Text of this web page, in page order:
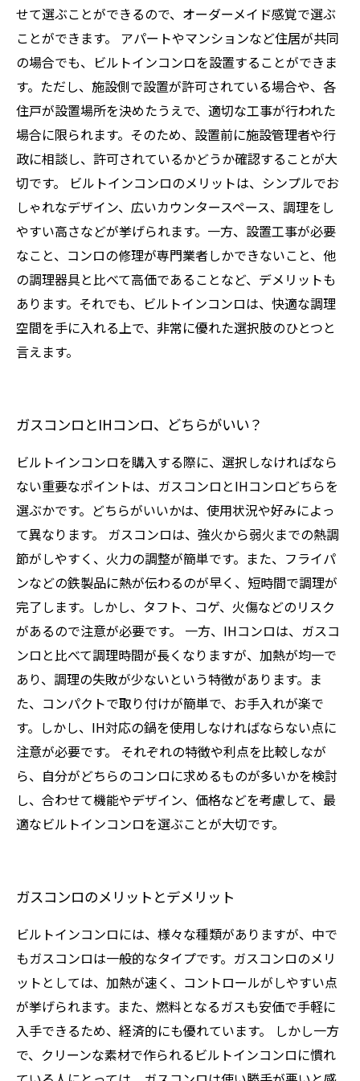
せて選ぶことができるので、オーダーメイド感覚で選ぶ
ことができます。 アパートやマンションなど住居が共同
の場合でも、ビルトインコンロを設置することができま
す。ただし、施設側で設置が許可されている場合や、各
住戸が設置場所を決めたうえで、適切な工事が行われた
場合に限られます。そのため、設置前に施設管理者や行
政に相談し、許可されているかどうか確認することが大
切です。 ビルトインコンロのメリットは、シンプルでお
しゃれなデザイン、広いカウンタースペース、調理をし
やすい高さなどが挙げられます。一方、設置工事が必要
なこと、コンロの修理が専門業者しかできないこと、他
の調理器具と比べて高価であることなど、デメリットも
あります。それでも、ビルトインコンロは、快適な調理
空間を手に入れる上で、非常に優れた選択肢のひとつと
言えます。
ガスコンロとIHコンロ、どちらがいい？
ビルトインコンロを購入する際に、選択しなければなら
ない重要なポイントは、ガスコンロとIHコンロどちらを
選ぶかです。どちらがいいかは、使用状況や好みによっ
て異なります。 ガスコンロは、強火から弱火までの熱調
節がしやすく、火力の調整が簡単です。また、フライパ
ンなどの鉄製品に熱が伝わるのが早く、短時間で調理が
完了します。しかし、タフト、コゲ、火傷などのリスク
があるので注意が必要です。 一方、IHコンロは、ガスコ
ンロと比べて調理時間が長くなりますが、加熱が均一で
あり、調理の失敗が少ないという特徴があります。ま
た、コンパクトで取り付けが簡単で、お手入れが楽で
す。しかし、IH対応の鍋を使用しなければならない点に
注意が必要です。 それぞれの特徴や利点を比較しなが
ら、自分がどちらのコンロに求めるものが多いかを検討
し、合わせて機能やデザイン、価格などを考慮して、最
適なビルトインコンロを選ぶことが大切です。
ガスコンロのメリットとデメリット
ビルトインコンロには、様々な種類がありますが、中で
もガスコンロは一般的なタイプです。ガスコンロのメリ
ットとしては、加熱が速く、コントロールがしやすい点
が挙げられます。また、燃料となるガスも安価で手軽に
入手できるため、経済的にも優れています。 しかし一方
で、クリーンな素材で作られるビルトインコンロに慣れ